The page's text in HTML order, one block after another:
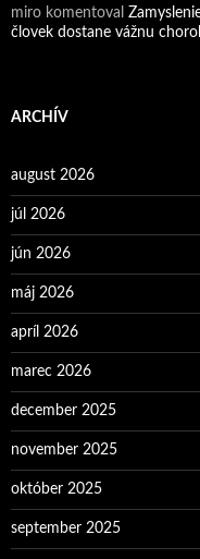
miro komentoval
človek dostane vážnu
ARCHÍV
august 2026
júl 2026
jún 2026
máj 2026
apríl 2026
marec 2026
december 2025
november 2025
október 2025
september 2025